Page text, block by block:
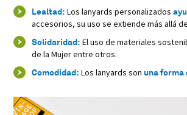
Lealtad: Los lanyards personalizados
accesorios, su uso se extiende más allá
Solidaridad: El uso de materiales
de la Mujer entre otros.
Comodidad: Los lanyards son una forma